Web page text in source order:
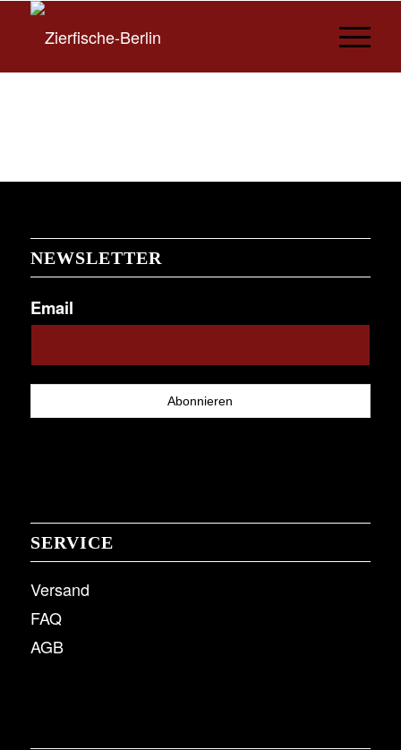
NEWSLETTER
Email
SERVICE
Versand
FAQ
AGB